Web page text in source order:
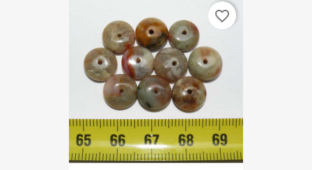
favorite_border